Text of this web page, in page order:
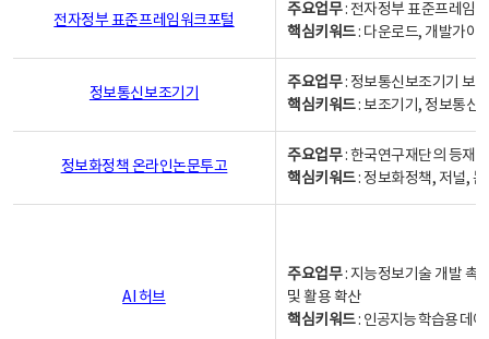
전자정부 표준프레임워크포털
주요업무: 전자정부 표준프레임
핵심키워드: 다운로드, 개발가이
정보통신보조기기
주요업무: 정보통신보조기기 보
핵심키워드: 보조기기, 정보통신
정보화정책 온라인논문투고
주요업무: 한국연구재단의 등재
핵심키워드: 정보화정책, 저널,
AI 허브
주요업무: 지능정보기술 개발 촉
및 활용 확산
핵심키워드: 인공지능 학습용 데